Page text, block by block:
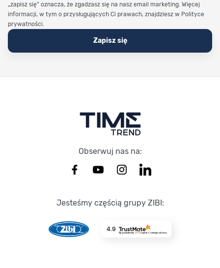
„zapisz się” oznacza, że zgadzasz się na nasz email marketing. Więcej
informacji, w tym o przysługujących Ci prawach, znajdziesz w Polityce
prywatności.
Zapisz się
Obserwuj nas na:
Jesteśmy częścią grupy ZIBI:
4.9
Na podstawie 8715opinii z całego okresu